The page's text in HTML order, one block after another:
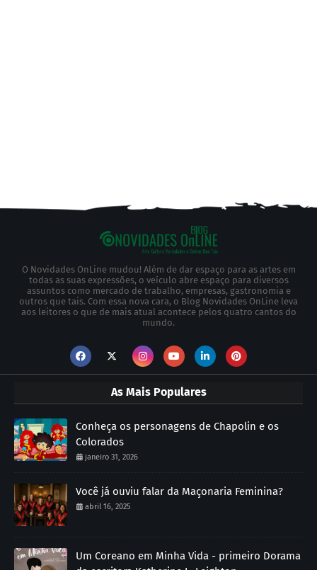
O Novidades OnLine mudou! Além de dar espaço para as artes em
todas as suas expressões, o veículo abre espaço para diversos
assuntos como mercado de trabalho, empresas, gastronomia e
outros que tais. Com essa nova cara, o Blog Novidades OnLine leva
aos leitores o que de mais atual acontece pelos quatro cantos do
mundo.
As Mais Populares
Conheça os personagens de Chapolin e os
Colorados
janeiro 31, 2026
Você já ouviu falar da Maçonaria Feminina?
abril 16, 2025
Um Coreano em Minha Vida - primeiro Dorama